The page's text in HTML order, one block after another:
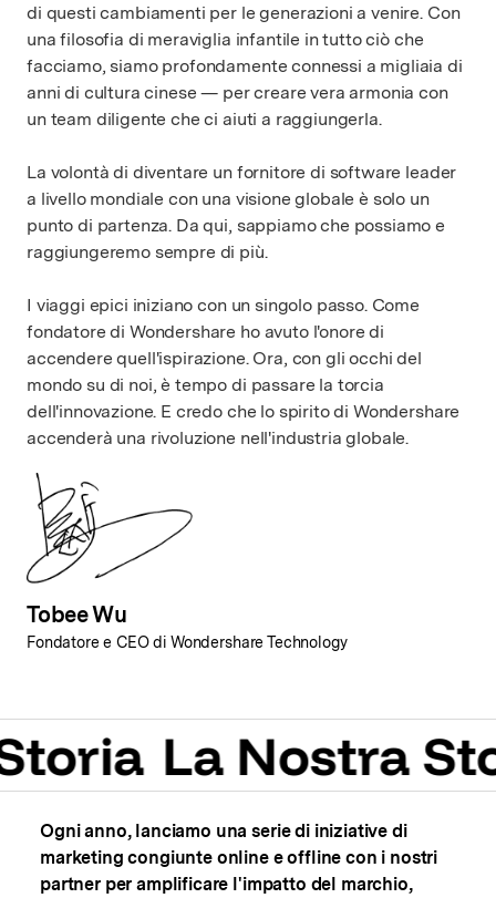
di questi cambiamenti per le generazioni a venire. Con
una filosofia di meraviglia infantile in tutto ciò che
facciamo, siamo profondamente connessi a migliaia di
anni di cultura cinese — per creare vera armonia con
un team diligente che ci aiuti a raggiungerla.
La volontà di diventare un fornitore di software leader
a livello mondiale con una visione globale è solo un
punto di partenza. Da qui, sappiamo che possiamo e
raggiungeremo sempre di più.
I viaggi epici iniziano con un singolo passo. Come
fondatore di Wondershare ho avuto l'onore di
accendere quell'ispirazione. Ora, con gli occhi del
mondo su di noi, è tempo di passare la torcia
dell'innovazione. E credo che lo spirito di Wondershare
accenderà una rivoluzione nell'industria globale.
Tobee Wu
Fondatore e CEO di Wondershare Technology
La Nostra
Ogni anno, lanciamo una serie di iniziative di
marketing congiunte online e offline con i nostri
partner per amplificare l'impatto del marchio,